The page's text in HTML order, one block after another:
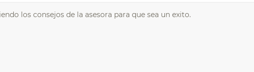
los consejos de la asesora para que sea un exito.